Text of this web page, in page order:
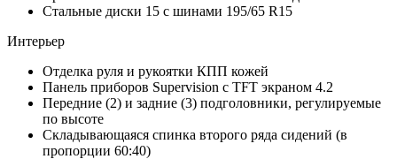
Стальные диски 15 с шинами 195/65 R15
Интерьер
Отделка руля и рукоятки КПП кожей
Панель приборов Supervision с TFT экраном 4.2
Передние (2) и задние (3) подголовники, регулируемые
по высоте
Складывающаяся спинка второго ряда сидений (в
пропорции 60:40)